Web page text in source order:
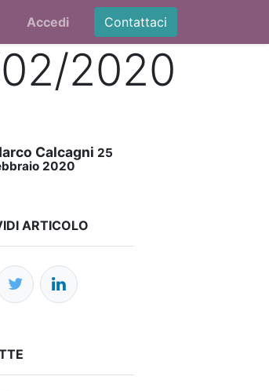
Accedi Contattaci
2020
Calcagni 25
2020
ARTICOLO